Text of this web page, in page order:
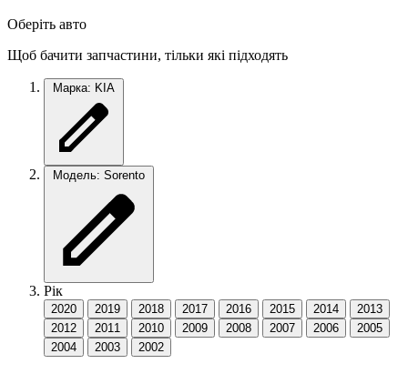
Оберіть авто
Щоб бачити запчастини, тільки які підходять
Марка: KIA
Модель: Sorento
Рік
2020 2019 2018 2017 2016 2015 2014
2013
2012
2011 2010 2009 2008 2007 2006
2005
2004
2003 2002